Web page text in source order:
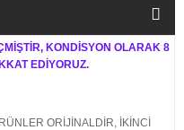
KONDİSYON OLARAK 8
EDİYORUZ.
ORİJİNALDİR, İKİNCİ